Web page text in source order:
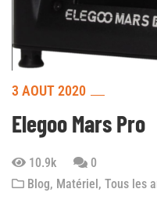
3 AOÛT 2020
Elegoo Mars Pro
10.9k
0
Blog, Matériel , Tous les